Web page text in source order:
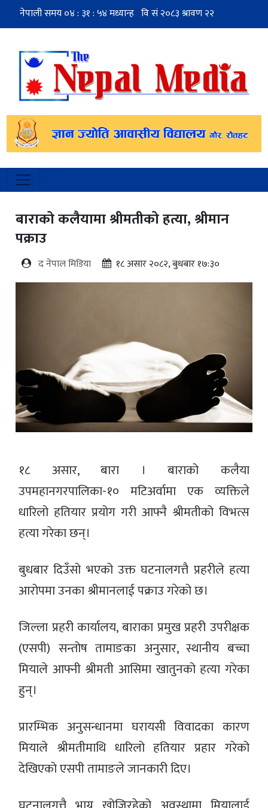
बाराको कलैयामा श्रीमतीको हत्या, श्रीमान
पक्राउ
द नेपाल मिडिया १८ असार २०८२, बुधबार १७:३०
१८ असार, बारा । बाराको कलैया
उपमहानगरपालिका-१० मटिअर्वामा एक व्यक्तिले
धारिलो हतियार प्रयोग गरी आफ्नै श्रीमतीको विभत्स
हत्या गरेका छन्।
बुधबार दिउँसो भएको उक्त घटनालगत्तै प्रहरीले हत्या
आरोपमा उनका श्रीमानलाई पक्राउ गरेको छ।
जिल्ला प्रहरी कार्यालय, बाराका प्रमुख प्रहरी उपरीक्षक
(एसपी) सन्तोष तामाङका अनुसार, स्थानीय बच्चा
मियाले आफ्नी श्रीमती आसिमा खातुनको हत्या गरेका
हुन्।
प्रारम्भिक अनुसन्धानमा घरायसी विवादका कारण
मियाले श्रीमतीमाथि धारिलो हतियार प्रहार गरेको
देखिएको एसपी तामाङले जानकारी दिए।